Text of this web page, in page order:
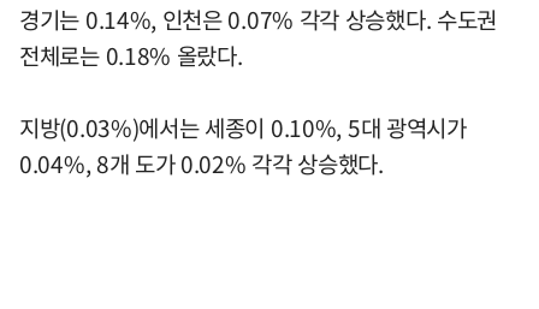
경기는 0.14%, 인천은 0.07% 각각 상승했다. 수도권
전체로는 0.18% 올랐다.
지방(0.03%)에서는 세종이 0.10%, 5대 광역시가
0.04%, 8개 도가 0.02% 각각 상승했다.